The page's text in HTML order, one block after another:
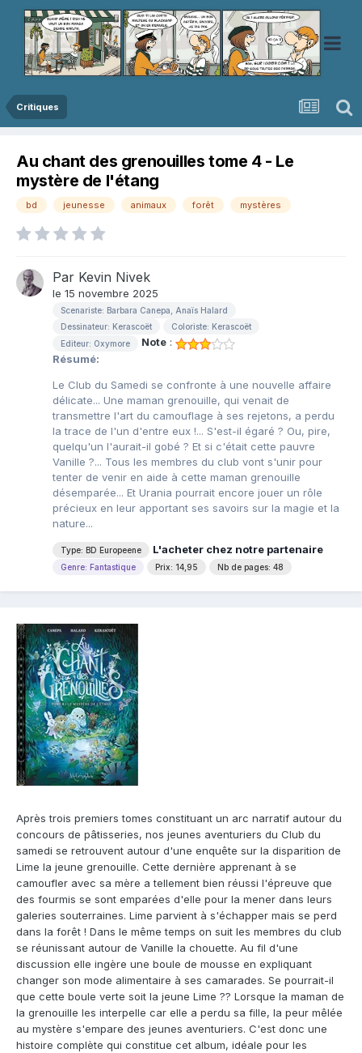
Critiques
Au chant des grenouilles tome 4 - Le
mystère de l'étang
bd jeunesse animaux forêt mystères
Par Kevin Nivek
le 15 novembre 2025
Scenariste: Barbara Canepa, Anaïs Halard
Dessinateur: Kerascoët
Coloriste: Kerascoët
Editeur: Oxymore
Note :
Résumé:
Le Club du Samedi se confronte à une nouvelle affaire
délicate... Une maman grenouille, qui venait de
transmettre l'art du camouflage à ses rejetons, a perdu
la trace de l'un d'entre eux !... S'est-il égaré ? Ou, pire,
quelqu'un l'aurait-il gobé ? Et si c'était cette pauvre
Vanille ?... Tous les membres du club vont s'unir pour
tenter de venir en aide à cette maman grenouille
désemparée... Et Urania pourrait encore jouer un rôle
précieux en leur apportant ses savoirs sur la magie et la
nature...
Type: BD Europeene L'acheter chez notre partenaire
Genre: Fantastique Prix: 14,95 Nb de pages: 48
Après trois premiers tomes constituant un arc narratif autour du
concours de pâtisseries, nos jeunes aventuriers du Club du
samedi se retrouvent autour d'une enquête sur la disparition de
Lime la jeune grenouille. Cette dernière apprenant à se
camoufler avec sa mère a tellement bien réussi l'épreuve que
des fourmis se sont emparées d'elle pour la mener dans leurs
galeries souterraines. Lime parvient à s'échapper mais se perd
dans la forêt ! Dans le même temps on suit les membres du club
se réunissant autour de Vanille la chouette. Au fil d'une
discussion elle ingère une boule de mousse en expliquant
changer son mode alimentaire à ses camarades. Se pourrait-il
que cette boule verte soit la jeune Lime ?? Lorsque la maman de
la grenouille les interpelle car elle a perdu sa fille, la peur mêlée
au mystère s'empare des jeunes aventuriers. C'est donc une
histoire complète qui constitue cet album, idéale pour les